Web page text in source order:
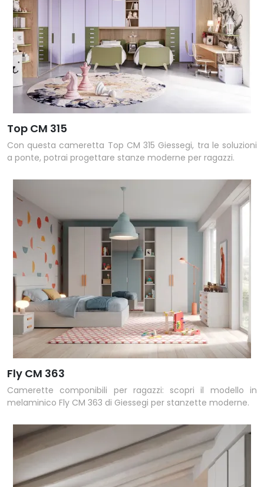
Top CM 315
Con questa cameretta Top CM 315 Giessegi, tra le soluzioni
a ponte, potrai progettare stanze moderne per ragazzi.
Fly CM 363
Camerette componibili per ragazzi: scopri il modello in
melaminico Fly CM 363 di Giessegi per stanzette moderne.